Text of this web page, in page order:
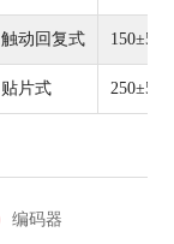
触动回复式
贴片式
编码器